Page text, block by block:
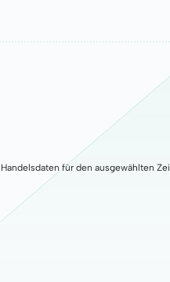
für den ausgewählten